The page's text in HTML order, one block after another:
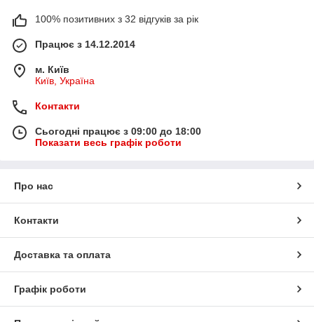
100% позитивних з 32 відгуків за рік
Працює з 14.12.2014
м. Київ
Київ, Україна
Контакти
Сьогодні працює з 09:00 до 18:00
Показати весь графік роботи
Про нас
Контакти
Доставка та оплата
Графік роботи